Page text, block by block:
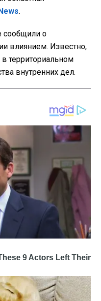
.
сообщили о
влиянием. Известно,
территориальном
внутренних дел.